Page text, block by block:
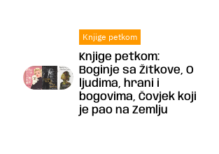
Knjige petkom
Knjige petkom:
Boginje sa Žítkove, O
ljudima, hrani i
bogovima, Čovjek koji
je pao na Zemlju